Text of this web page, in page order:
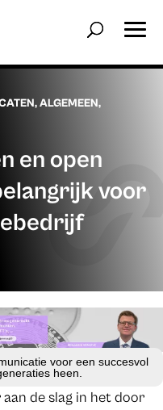
,ALGEMEEN,
en open
voor
voor een succesvol
heen.
de slag in het door